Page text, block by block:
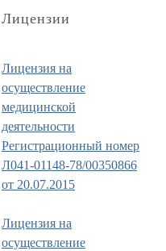
Лицензии
Лицензия на
осуществление
медицинской
деятельности
Регистрационный номер
Л041-01148-78/00350866
от 20.07.2015
Лицензия на
осуществление